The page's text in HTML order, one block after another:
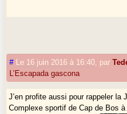
# Le 16 juin 2016 à 16:40 par
L’Escapada gascona
J’en profite aussi pour rappeler la
Complexe sportif de Cap de Bos